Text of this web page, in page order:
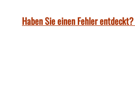
Haben Sie einen Fehler